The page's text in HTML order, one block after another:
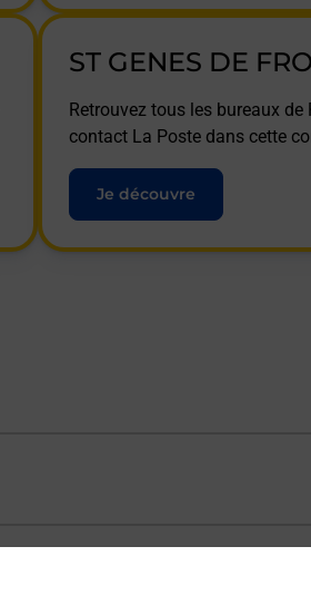
ST GENES DE
Retrouvez tous les bureaux
contact La Poste dans cette
Je découvre